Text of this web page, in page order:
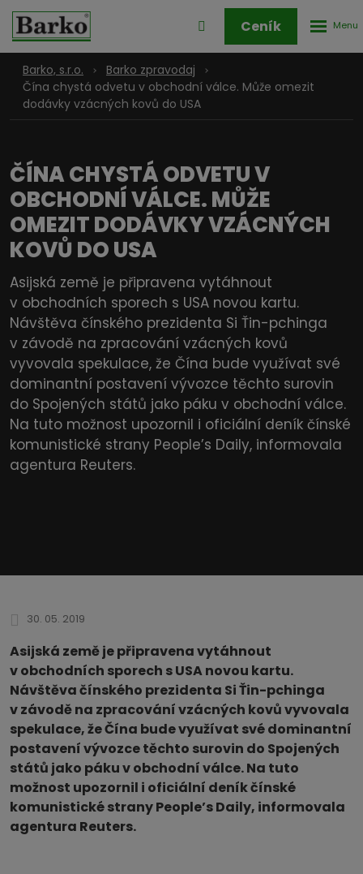
Přihlášení
zóny
Ceník
Barko, s.r.o.
Barko zpravodaj
Čína chystá odvetu v obchodní válce. Může omezit
dodávky vzácných kovů do USA
ČÍNA CHYSTÁ ODVETU V
OBCHODNÍ VÁLCE. MŮŽE
OMEZIT DODÁVKY VZÁCNÝCH
KOVŮ DO USA
Asijská země je připravena vytáhnout
v obchodních sporech s USA novou kartu.
Návštěva čínského prezidenta Si Ťin-pchinga
v závodě na zpracování vzácných kovů
vyvovala spekulace, že Čína bude využívat své
dominantní postavení vývozce těchto surovin
do Spojených států jako páku v obchodní válce.
Na tuto možnost upozornil i oficiální deník čínské
komunistické strany People’s Daily, informovala
agentura Reuters.
30. 05. 2019
Asijská země je připravena vytáhnout
v obchodních sporech s USA novou kartu.
Návštěva čínského prezidenta Si Ťin-pchinga
v závodě na zpracování vzácných kovů vyvovala
spekulace, že Čína bude využívat své dominantní
postavení vývozce těchto surovin do Spojených
států jako páku v obchodní válce. Na tuto
možnost upozornil i oficiální deník čínské
komunistické strany People’s Daily, informovala
agentura Reuters.